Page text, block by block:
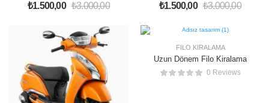
₺1.500,00 ₺3.000,00 ₺1.500,00 ₺3.000,00
FILO KIRALAMA
Uzun Dönem Filo Kiralama
0 Reviews